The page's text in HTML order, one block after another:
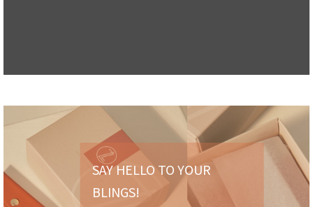
SAY HELLO TO YOUR
BLINGS!